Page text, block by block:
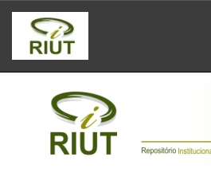
Skip
navigation